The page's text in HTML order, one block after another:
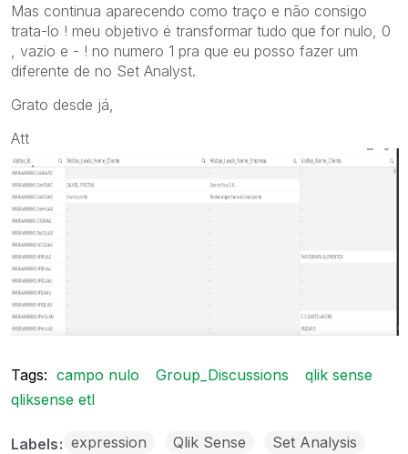
Mas continua aparecendo como traço e não consigo
trata-lo ! meu objetivo é transformar tudo que for nulo, 0
, vazio e - ! no numero 1 pra que eu posso fazer um
diferente de no Set Analyst.
Grato desde já,
Att
Tags: campo nulo Group_Discussions
qlik sense
qliksense etl
Labels expression Qlik Sense Set Analysis